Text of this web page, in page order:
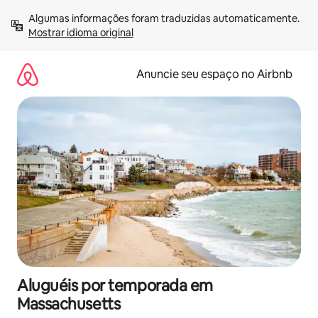
para
Mostrar idioma original
Anuncie seu espaço no Airbnb
Aluguéis por temporada em
Massachusetts